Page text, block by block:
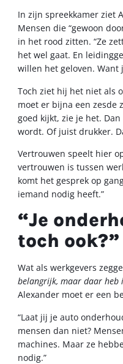
In zijn spreekkamer ziet
Mensen die “gewoon
in het rood zitten. “Ze
het wel gaat. En
willen het geloven. Want
Toch ziet hij het niet als
moet er bijna een zesde
goed kijkt, zie je het.
wordt. Of juist drukker.
Vertrouwen speelt hier
vertrouwen is tussen
komt het gesprek op
iemand nodig heeft.”
“Je
toch ook?”
Wat als werkgevers
belangrijk, maar daar heb
Alexander moet er een
“Laat jij je auto
mensen dan niet?
machines. Maar ze
nodig.”